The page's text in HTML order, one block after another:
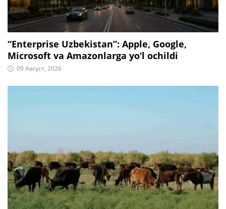
“Enterprise Uzbekistan”: Apple, Google,
Microsoft va Amazonlarga yo‘l ochildi
09 Август, 2026